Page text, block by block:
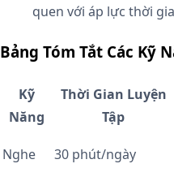
quen với áp lực thời
Bảng Tóm Tắt Các Kỹ
Kỹ
Năng
Thời Gian Luyện
Tập
Nghe 30 phút/ngày